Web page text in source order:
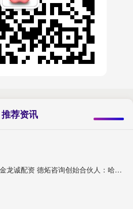
推荐资讯
宁夏金龙诚配资 德炻咨询创始合伙人：哈根达斯、星巴克搞联名讨好年轻人是老黄瓜刷绿漆